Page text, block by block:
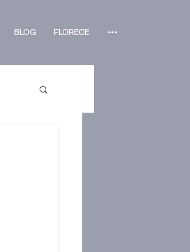
BLOG FLORECE •••